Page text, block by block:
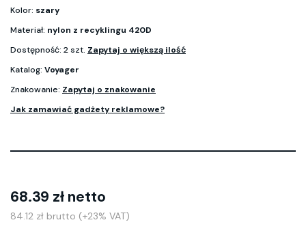
Kolor: szary
Materiał: nylon z recyklingu 420D
Dostępność: 2 szt. Zapytaj o większą ilość
Katalog: Voyager
Znakowanie: Zapytaj o znakowanie
Jak zamawiać gadżety reklamowe?
68.39 zł netto
84.12 zł brutto (+23% VAT)